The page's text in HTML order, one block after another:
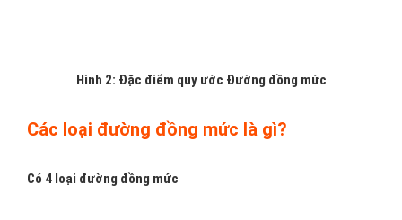
Hình 2: Đặc điểm quy ước Đường đồng mức
Các loại đường đồng mức là gì?
Có 4 loại đường đồng mức